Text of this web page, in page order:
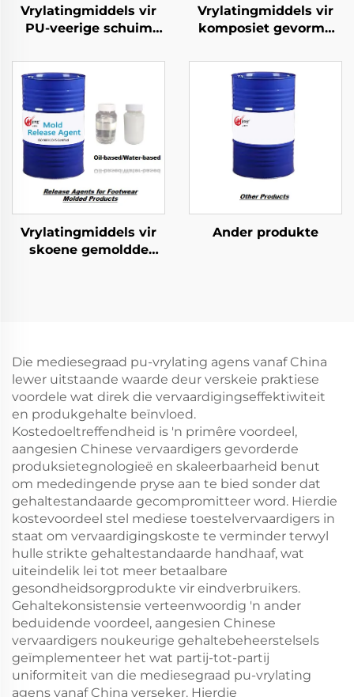
Vrylatingmiddels vir
PU-veerige schuim
Vrylatingmiddels vir
komposiet gevorme
Vrylatingmiddels vir
skoene gemoldde
Ander produkte
Die mediesegraad pu-vrylating agens vanaf China
lewer uitstaande waarde deur verskeie praktiese
voordele wat direk die vervaardigingseffektiwiteit
en produkgehalte beïnvloed.
Kostedoeltreffendheid is 'n primêre voordeel,
aangesien Chinese vervaardigers gevorderde
produksietegnologieë en skaleerbaarheid benut
om mededingende pryse aan te bied sonder dat
gehaltestandaarde gecompromitteer word. Hierdie
kostevoordeel stel mediese toestelvervaardigers in
staat om vervaardigingskoste te verminder terwyl
hulle strikte gehaltestandaarde handhaaf, wat
uiteindelik lei tot meer betaalbare
gesondheidsorgprodukte vir eindverbruikers.
Gehaltekonsistensie verteenwoordig 'n ander
beduidende voordeel, aangesien Chinese
vervaardigers noukeurige gehaltebeheerstelsels
geïmplementeer het wat partij-tot-partij
uniformiteit van die mediesegraad pu-vrylating
agens vanaf China verseker. Hierdie